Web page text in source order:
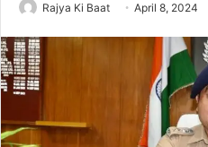
Rajya Ki Baat April 8, 2024